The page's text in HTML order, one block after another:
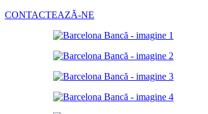
CONTACTEAZĂ-NE